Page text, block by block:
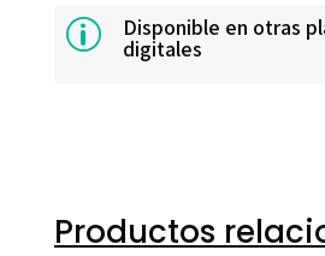
p Disponible en otras
digitales
Productos